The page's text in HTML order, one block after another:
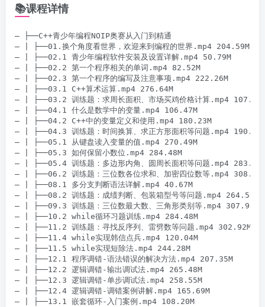
📚课程详情
– ├──C++青少年编程NOIP奥赛从入门到精通
– | ├──01.换个角度看世界，欢迎来到编程的世界.mp4 204.59M
– | ├──02.1 青少年编程软件安装及设置详解.mp4 50.79M
– | ├──02.2 第一个程序相关的单词.mp4 82.52M
– | ├──02.3 第一个程序的编写及注意事项.mp4 222.26M
– | ├──03.1 C++算术运算.mp4 276.64M
– | ├──03.2 训练题：求周长面积、市场买鸡价格计算.mp4
– | ├──04.1 什么是数学中的变量.mp4 106.47M
– | ├──04.2 C++中的变量定义和使用.mp4 180.23M
– | ├──04.3 训练题：时间换算、求正方形面积等问题.mp4
– | ├──05.1 从键盘读入变量的值.mp4 270.49M
– | ├──05.3 如何保留小数位.mp4 284.48M
– | ├──05.4 训练题：多边形内角、圆周长面积等问题.mp4
– | ├──06.2 训练题：三位数各位求和、加密四位数等.mp4
– | ├──08.1 多分支判断语法详解.mp4 40.67M
– | ├──08.2 训练题：成绩判断、包装箱型号等问题.mp4 264.59M
– | ├──09.3 训练题：三位数最大数、三角形类别等.mp4 307.93M
– | ├──10.2 while循环习题训练.mp4 284.48M
– | ├──11.2 训练题：寻找反序列、雷劈数等问题.mp4 302.92M
– | ├──11.4 while实现韩信点兵.mp4 120.04M
– | ├──11.5 while实现短除法.mp4 244.28M
– | ├──12.1 程序调错-语法错误的解决方法.mp4 207.35M
– | ├──12.2 逻辑调错-输出调试法.mp4 265.48M
– | ├──12.3 逻辑调错-单步调试法.mp4 258.55M
– | ├──12.4 逻辑调错-调错案例讲解.mp4 165.69M
– | ├──13.1 嵌套循环-入门案例.mp4 108.20M